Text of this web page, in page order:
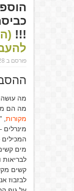
!!!
פורסם ב 28 בפברואר 2005
מה עושה
מה הם
מקורות
מינרלים
מים
לבריאות
קשים
לבזבוז